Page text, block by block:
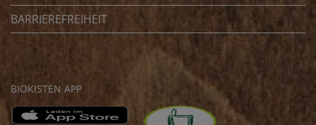
BARRIEREFREIHEIT
BIOKISTEN APP